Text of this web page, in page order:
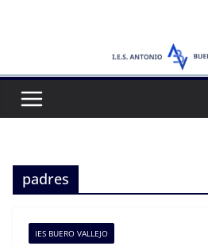
padres
IES BUERO VALLEJO